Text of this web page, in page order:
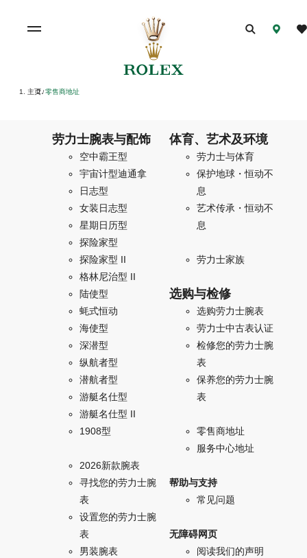
主页/ 零售商地址
劳力士腕表与配饰
空中霸王型
宇宙计型迪通拿
日志型
女装日志型
星期日历型
探险家型
探险家型 II
格林尼治型 II
陆使型
蚝式恒动
海使型
深潜型
纵航者型
潜航者型
游艇名仕型
游艇名仕型 II
1908型
2026新款腕表
寻找您的劳力士腕
表
设置您的劳力士腕
表
男装腕表
体育、艺术及环境
劳力士与体育
保护地球・恒动不
息
艺术传承・恒动不
息
劳力士家族
选购与检修
选购劳力士腕表
劳力士中古表认证
检修您的劳力士腕
表
保养您的劳力士腕
表
零售商地址
服务中心地址
帮助与支持
常见问题
无障碍网页
阅读我们的声明